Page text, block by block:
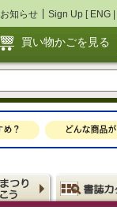
お知らせ Sign Up [ ENG |
買い物かごを見る